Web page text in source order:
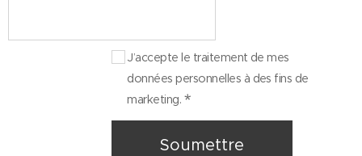
J’accepte le traitement de mes
données personnelles à des fins de
marketing.
Soumettre